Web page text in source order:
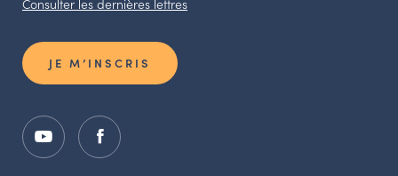
Consulter les dernières lettres
JE M’INSCRIS